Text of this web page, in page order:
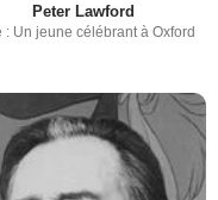
Peter Lawford
: Un jeune célébrant à Oxford